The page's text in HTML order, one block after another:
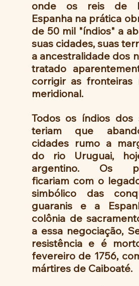
onde os reis de
Espanha na prática
de 50 mil "índios" a
suas cidades, suas
a ancestralidade dos
tratado
corrigir as fronteiras
meridional.
Todos os índios dos
teriam que
cidades rumo a
do rio Uruguai,
argentino. Os
ficariam com o
simbólico das
guaranis e a
colônia de
a essa negociação,
resistência e é
fevereiro de 1756,
mártires de Caiboaté.